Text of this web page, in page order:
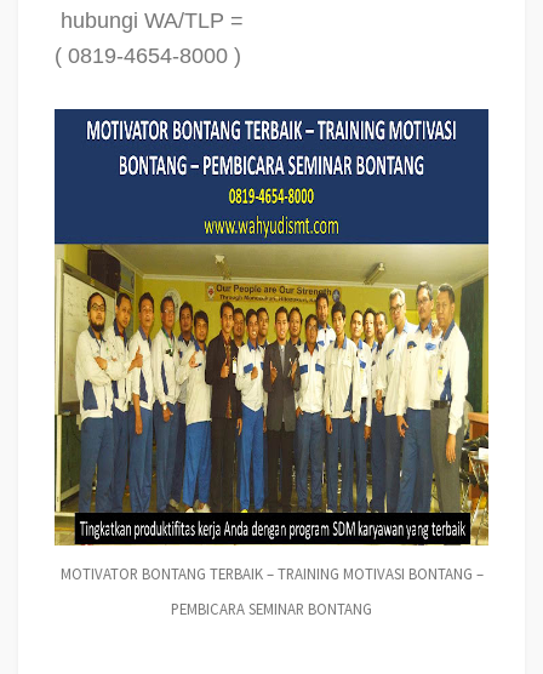
hubungi WA/TLP =
( 0819-4654-8000 )
MOTIVATOR BONTANG TERBAIK – TRAINING MOTIVASI BONTANG –
PEMBICARA SEMINAR BONTANG